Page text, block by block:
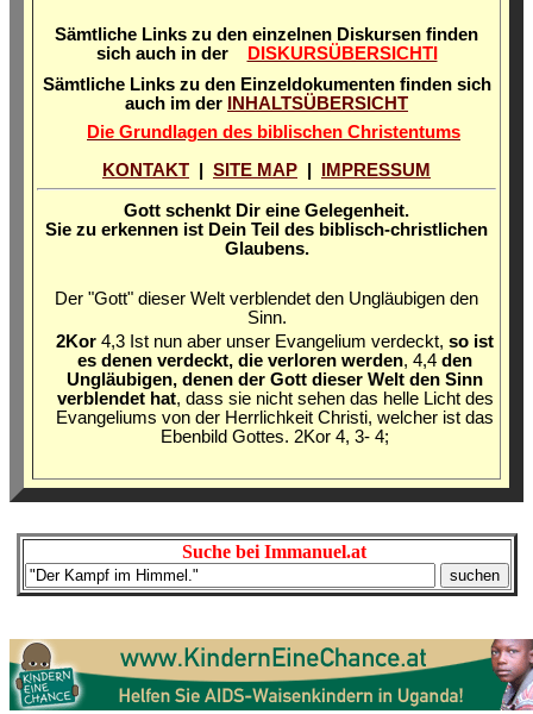
Sämtliche Links zu den einzelnen Diskursen finden
sich auch in der
DISKURSÜBERSICHTI
Sämtliche Links zu den Einzeldokumenten finden sich
auch im der INHALTSÜBERSICHT
Die Grundlagen des biblischen Christentums
KONTAKT | SITE MAP | IMPRESSUM
Gott schenkt Dir eine Gelegenheit.
Sie zu erkennen ist Dein Teil des biblisch-christlichen
Glaubens.
Der "Gott" dieser Welt verblendet den Ungläubigen den
Sinn.
2Kor 4,3 Ist nun aber unser Evangelium verdeckt, so ist
es denen verdeckt, die verloren werden, 4,4 den
Ungläubigen, denen der Gott dieser Welt den Sinn
verblendet hat, dass sie nicht sehen das helle Licht des
Evangeliums von der Herrlichkeit Christi, welcher ist das
Ebenbild Gottes. 2Kor 4, 3- 4;
Suche bei Immanuel.at